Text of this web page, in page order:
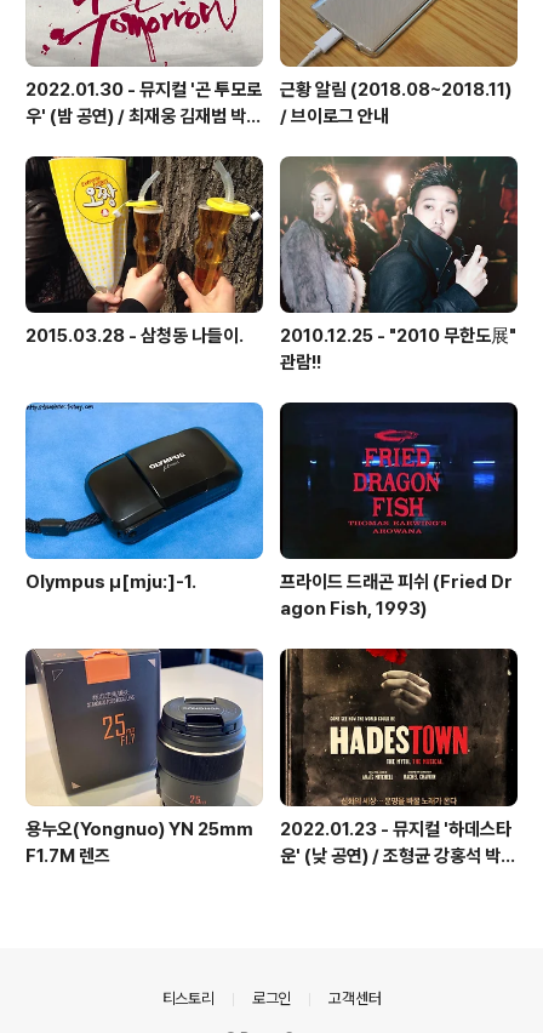
2022.01.30 - 뮤지컬 '곤 투모로
우' (밤 공연) / 최재웅 김재범 박영
근황 알림 (2018.08~2018.11)
/ 브이로그 안내
2015.03.28 - 삼청동 나들이.
2010.12.25 - "2010 무한도展"
관람!!
Olympus μ[mju:]-1.
프라이드 드래곤 피쉬 (Fried Dr
agon Fish, 1993)
용누오(Yongnuo) YN 25mm
F1.7M 렌즈
2022.01.23 - 뮤지컬 '하데스타
운' (낮 공연) / 조형균 강홍석 박혜
티스토리 로그인 고객센터